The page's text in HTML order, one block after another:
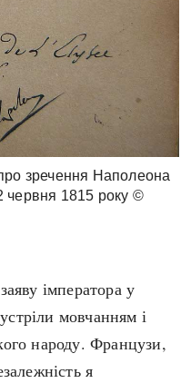
зречення Наполеона
червня 1815 року ©
імператора у
мовчанням і
народу. Французи,
я